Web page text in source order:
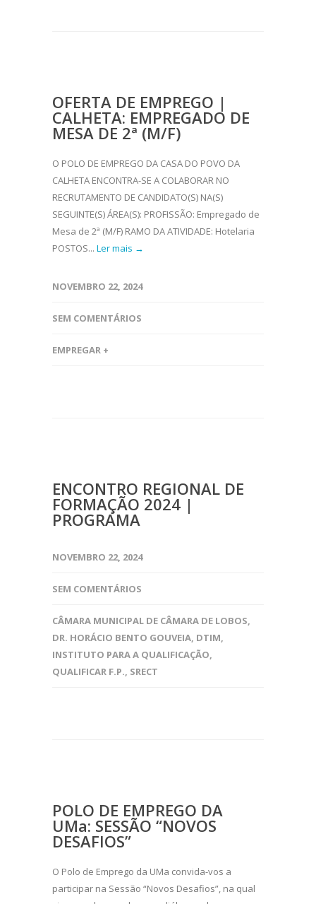
OFERTA DE EMPREGO |
CALHETA: EMPREGADO DE
MESA DE 2ª (M/F)
O POLO DE EMPREGO DA CASA DO POVO DA
CALHETA ENCONTRA-SE A COLABORAR NO
RECRUTAMENTO DE CANDIDATO(S) NA(S)
SEGUINTE(S) ÁREA(S): PROFISSÃO: Empregado de
Mesa de 2ª (M/F) RAMO DA ATIVIDADE: Hotelaria
POSTOS... Ler mais →
NOVEMBRO 22, 2024
SEM COMENTÁRIOS
EMPREGAR +
ENCONTRO REGIONAL DE
FORMAÇÃO 2024 |
PROGRAMA
NOVEMBRO 22, 2024
SEM COMENTÁRIOS
CÂMARA MUNICIPAL DE CÂMARA DE LOBOS,
DR. HORÁCIO BENTO GOUVEIA, DTIM,
INSTITUTO PARA A QUALIFICAÇÃO,
QUALIFICAR F.P., SRECT
POLO DE EMPREGO DA
UMa: SESSÃO “NOVOS
DESAFIOS”
O Polo de Emprego da UMa convida-vos a
participar na Sessão “Novos Desafios”, na qual